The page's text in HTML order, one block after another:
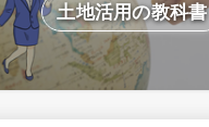
土地活用の教科書